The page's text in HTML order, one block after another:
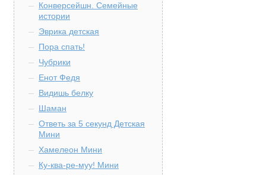
Конверсейшн. Семейные
истории
Эврика детская
Пора спать!
Чубрики
Енот Федя
Видишь белку
Шаман
Ответь за 5 секунд Детская
Мини
Хамелеон Мини
Ку-ква-ре-муу! Мини